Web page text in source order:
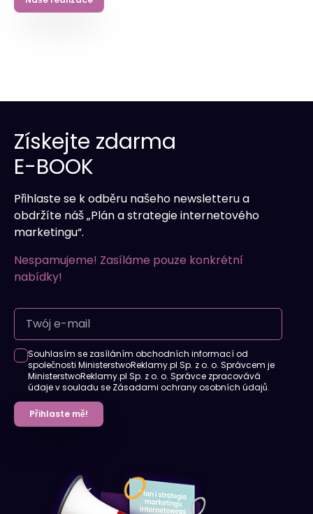
abychom zajistili nepřetržitý provoz bez
Získejte zdarma
E-BOOK
Přihlaste se k odběru našeho newsletteru a
obdržíte náš „Plán a strategie internetového
marketingu“.
Nespamujeme! Zasíláme pouze konkrétní
nabídky!
Souhlasím se zasíláním obchodních informací od
společnosti MinisterstwoReklamy.pl Sp. z o. o. Správcem je
MinisterstwoReklamy.pl Sp. z o. o. Správce zpracovává
údaje v souladu se Zásadami ochrany osobních údajů.
Přihlaste mě!